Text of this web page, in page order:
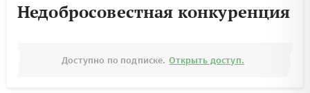
Недобросовестная конкуренция
Доступно по подписке. Открыть доступ.